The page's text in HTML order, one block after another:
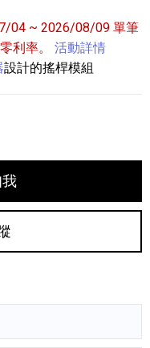
04 ~ 2026/08/09 單筆
利率。
活動詳情
設計的搖桿模組